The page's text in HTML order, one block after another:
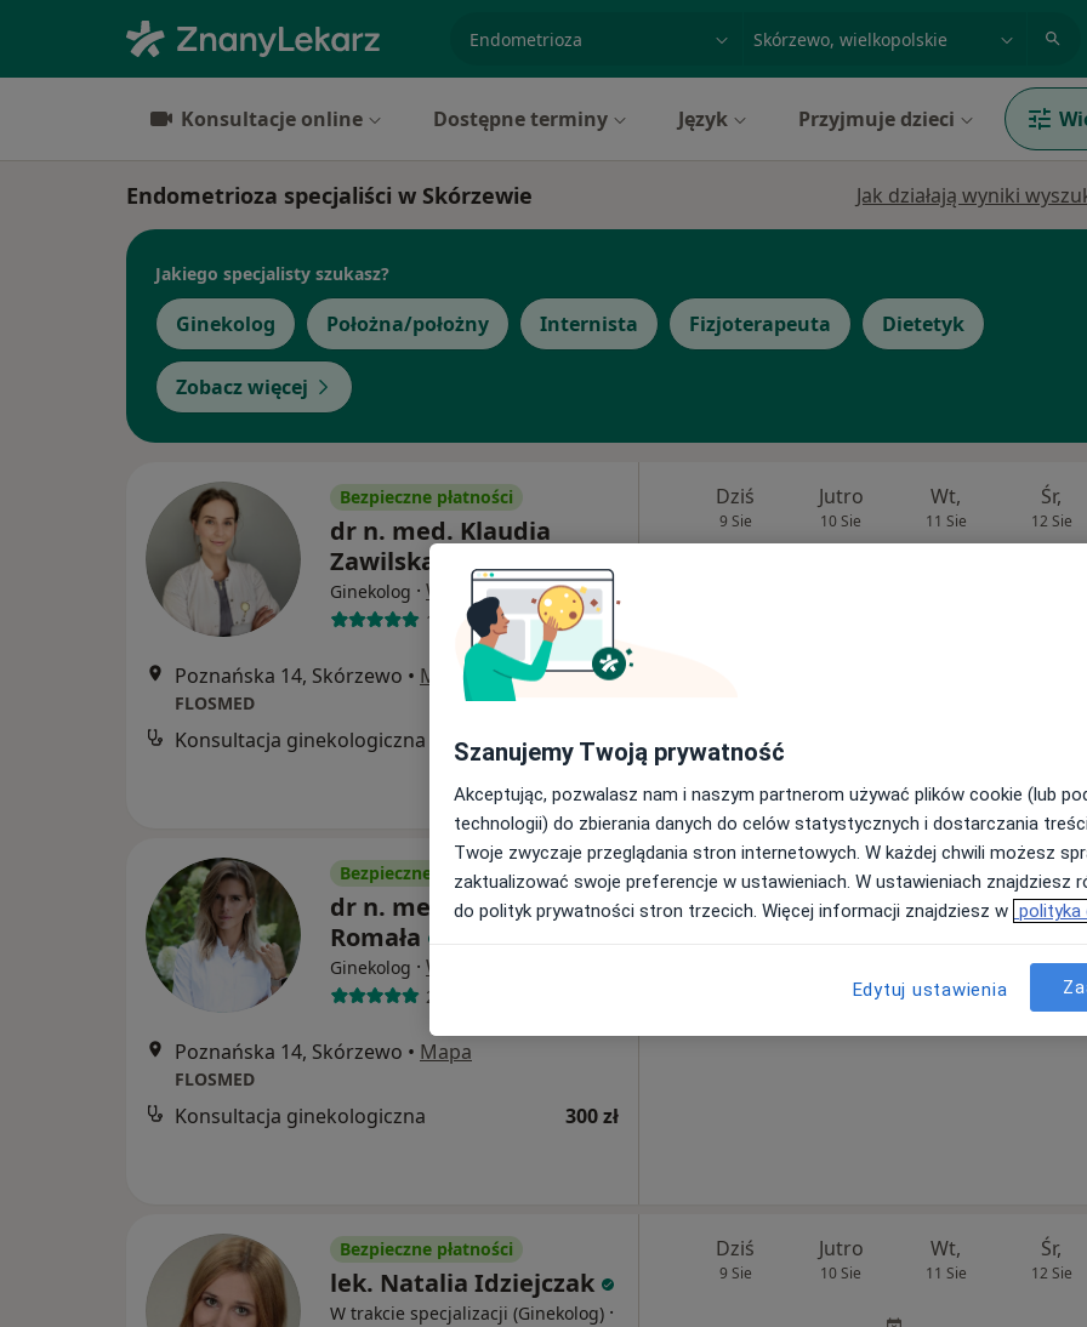
specjalizacja, badanie lub nazwiskomiasto lub dzielnica
Konsultacje online Dostępne terminy Język Przyjmuje dzieci
Endometrioza specjaliści w Skórzewie Jak działają wyniki
Jakiego specjalisty szukasz?
Ginekolog Położna/położny Internista Fizjoterapeuta Dietetyk
Zobacz więcej
Bezpieczne płatności
dr n. med. Klaudia
Zawilska
Ginekolog · Więcej
118 opinii
Poznańska 14, Skórzewo • Mapa
FLOSMED
Konsultacja ginekologiczna 310 zł
Dziś
9 Sie
Jutro
10 Sie
Wt,
11 Sie
Śr,
12 Sie
Bezpieczne płatności
dr n. med. Anna
Romała
Ginekolog · Więcej
210 opinii
Poznańska 14, Skórzewo • Mapa
FLOSMED
Konsultacja ginekologiczna 300 zł
Dziś Jutro Wt, Śr,
12 Sie
Umawianie online nie jest dostępne
Bezpieczne płatności
lek. Natalia Idziejczak
W trakcie specjalizacji (Ginekolog) ·
Dziś
9 Sie
Jutro
10 Sie
Wt,
11 Sie
Śr,
12 Sie
Szanujemy Twoją prywatność
Akceptując, pozwalasz nam i naszym partnerom używać plików cookie (lub
technologii) do zbierania danych do celów statystycznych i dostarczania
Twoje zwyczaje przeglądania stron internetowych. W każdej chwili możesz
zaktualizować swoje preferencje w ustawieniach. W ustawieniach znajdziesz
do polityk prywatności stron trzecich. Więcej informacji znajdziesz w polityka
Edytuj ustawienia